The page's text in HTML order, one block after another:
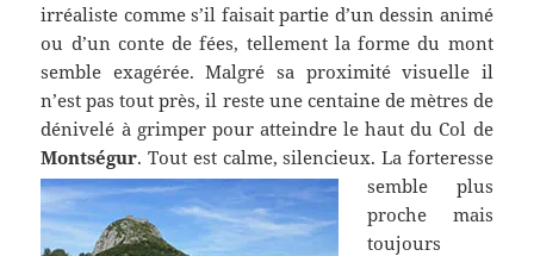
irréaliste comme s’il faisait partie d’un dessin animé
ou d’un conte de fées, tellement la forme du mont
semble exagérée. Malgré sa proximité visuelle il
n’est pas tout près, il reste une centaine de mètres de
dénivelé à grimper pour atteindre le haut du Col de
Montségur. Tout est calme, silencieux. La forteresse
semble plus
proche mais
toujours